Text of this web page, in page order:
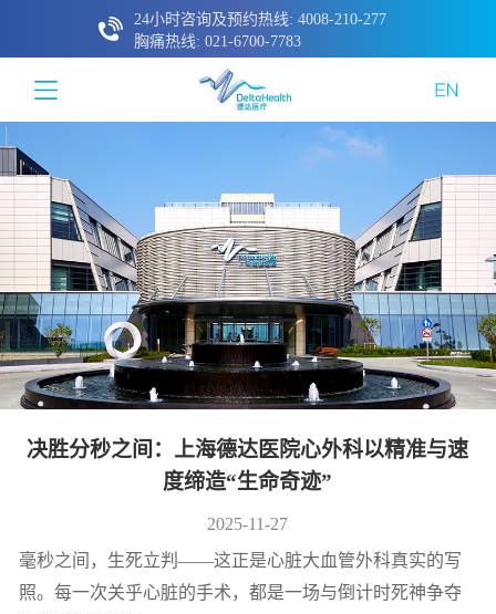
24小时咨询及预约热线: 4008-210-277
胸痛热线: 021-6700-7783
决胜分秒之间：上海德达医院心外科以精准与速
度缔造“生命奇迹”
2025-11-27
毫秒之间，生死立判——这正是心脏大血管外科真实的写
照。每一次关乎心脏的手术，都是一场与倒计时死神争夺